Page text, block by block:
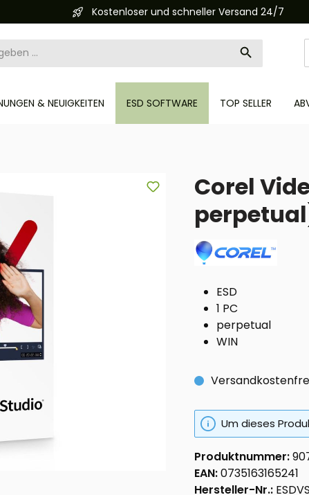
Kostenloser und schneller Versand 24/7
& NEUIGKEITEN ESD SOFTWARE TOP SELLER
Corel
ESD
1 PC
perpetual
WIN
Um dieses
Produktnummer:
EAN:0735163165241
Hersteller-Nr.: